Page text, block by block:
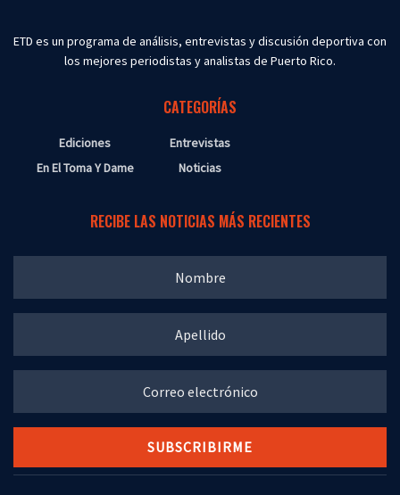
ETD es un programa de análisis, entrevistas y discusión deportiva con
los mejores periodistas y analistas de Puerto Rico.
CATEGORÍAS
Ediciones
En El Toma Y Dame
Entrevistas
Noticias
RECIBE LAS NOTICIAS MÁS RECIENTES